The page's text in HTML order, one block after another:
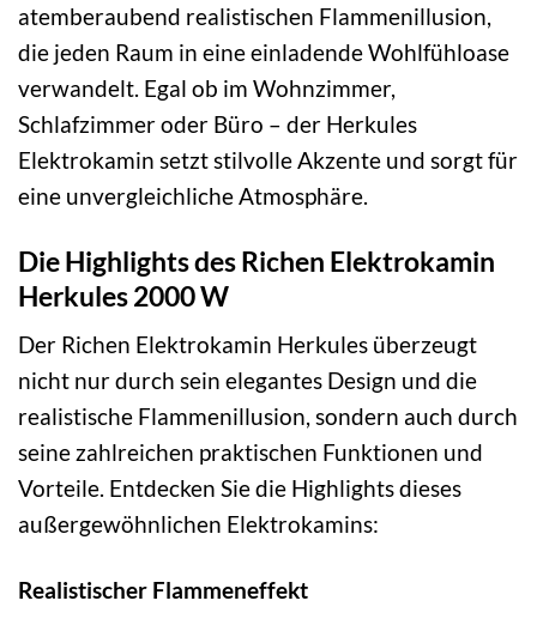
atemberaubend realistischen Flammenillusion,
die jeden Raum in eine einladende Wohlfühloase
verwandelt. Egal ob im Wohnzimmer,
Schlafzimmer oder Büro – der Herkules
Elektrokamin setzt stilvolle Akzente und sorgt für
eine unvergleichliche Atmosphäre.
Die Highlights des Richen Elektrokamin
Herkules 2000 W
Der Richen Elektrokamin Herkules überzeugt
nicht nur durch sein elegantes Design und die
realistische Flammenillusion, sondern auch durch
seine zahlreichen praktischen Funktionen und
Vorteile. Entdecken Sie die Highlights dieses
außergewöhnlichen Elektrokamins:
Realistischer Flammeneffekt